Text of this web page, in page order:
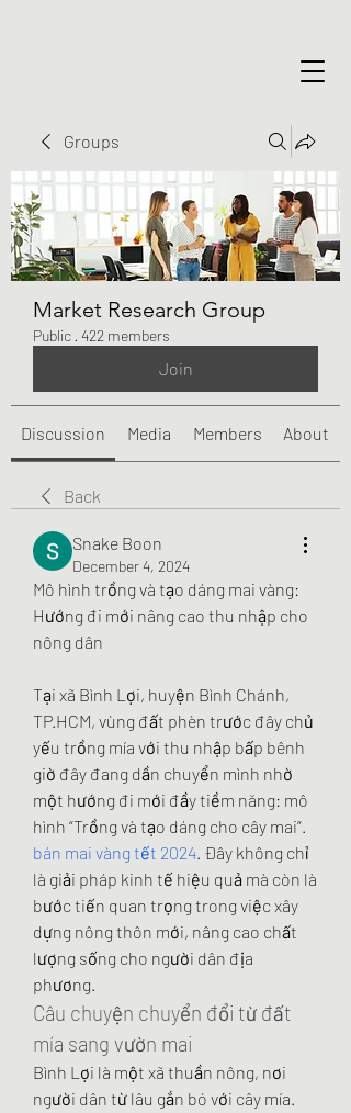
Groups
Market Research Group
Public · 422 members
Join
Discussion Media Members About
Back
Snake Boon
December 4, 2024
Mô hình trồng và tạo dáng mai vàng:
Hướng đi mới nâng cao thu nhập cho
nông dân
Tại xã Bình Lợi, huyện Bình Chánh,
TP.HCM, vùng đất phèn trước đây chủ
yếu trồng mía với thu nhập bấp bênh
giờ đây đang dần chuyển mình nhờ
một hướng đi mới đầy tiềm năng: mô
bán mai vàng tết 2024. Đây không chỉ
là giải pháp kinh tế hiệu quả mà còn là
bước tiến quan trọng trong việc xây
dựng nông thôn mới, nâng cao chất
lượng sống cho người dân địa
phương.
Câu chuyện chuyển đổi từ đất
mía sang vườn mai
Bình Lợi là một xã thuần nông, nơi
người dân từ lâu gắn bó với cây mía.